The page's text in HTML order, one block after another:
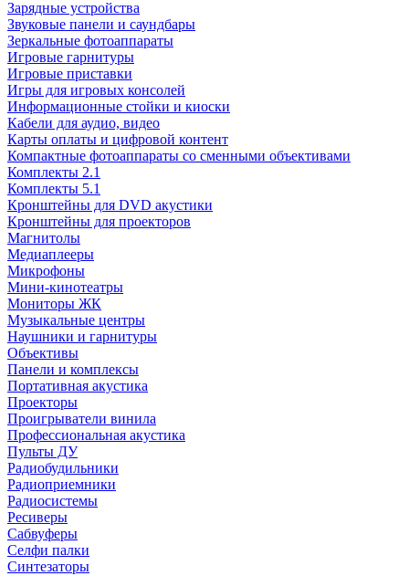
Зарядные устройства
Звуковые панели и саундбары
Зеркальные фотоаппараты
Игровые гарнитуры
Игровые приставки
Игры для игровых консолей
Информационные стойки и киоски
Кабели для аудио, видео
Карты оплаты и цифровой контент
Компактные фотоаппараты со сменными объективами
Комплекты 2.1
Комплекты 5.1
Кронштейны для DVD акустики
Кронштейны для проекторов
Магнитолы
Медиаплееры
Микрофоны
Мини-кинотеатры
Мониторы ЖК
Музыкальные центры
Наушники и гарнитуры
Объективы
Панели и комплексы
Портативная акустика
Проекторы
Проигрыватели винила
Профессиональная акустика
Пульты ДУ
Радиобудильники
Радиоприемники
Радиосистемы
Ресиверы
Сабвуферы
Селфи палки
Синтезаторы